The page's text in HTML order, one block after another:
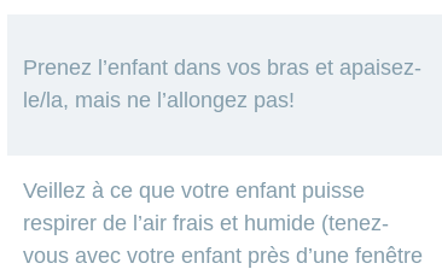
Prenez l’enfant dans vos bras et apaisez-
le/la, mais ne l’allongez pas!
Veillez à ce que votre enfant puisse
respirer de l’air frais et humide (tenez-
vous avec votre enfant près d’une fenêtre